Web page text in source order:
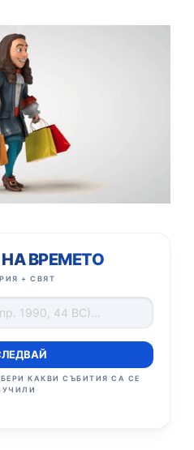
ВРЕМЕТО
+ СВЯТ
КАКВИ СЪБИТИЯ СА СЕ